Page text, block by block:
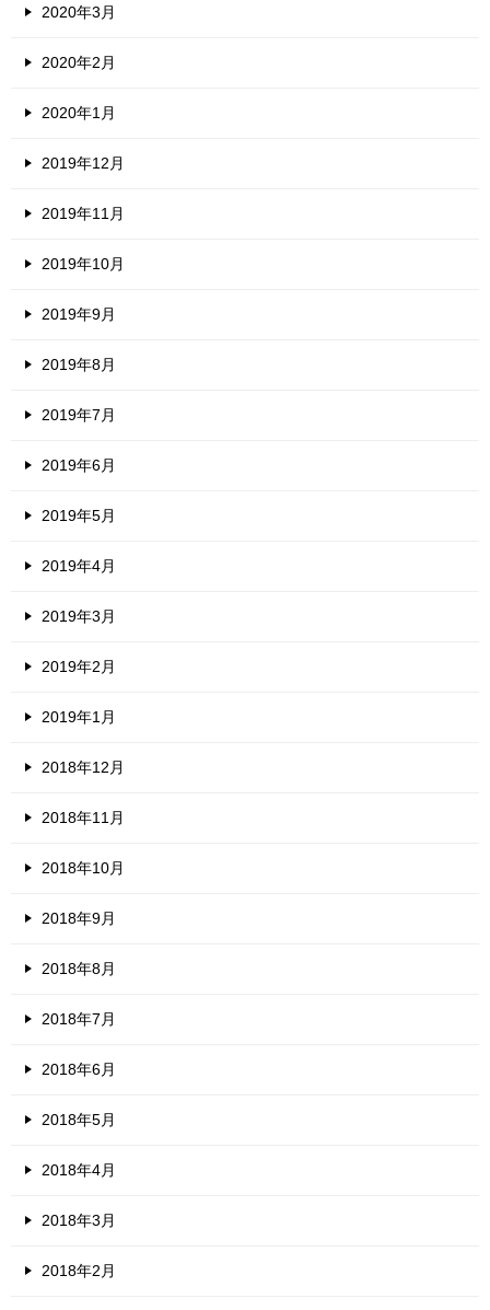
2020年3月
2020年2月
2020年1月
2019年12月
2019年11月
2019年10月
2019年9月
2019年8月
2019年7月
2019年6月
2019年5月
2019年4月
2019年3月
2019年2月
2019年1月
2018年12月
2018年11月
2018年10月
2018年9月
2018年8月
2018年7月
2018年6月
2018年5月
2018年4月
2018年3月
2018年2月